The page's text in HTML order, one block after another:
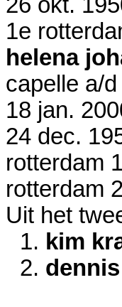
1e
helena
capelle a/d
18 jan.
24 dec.
rotterdam
rotterdam
Uit het
1. kim
2.